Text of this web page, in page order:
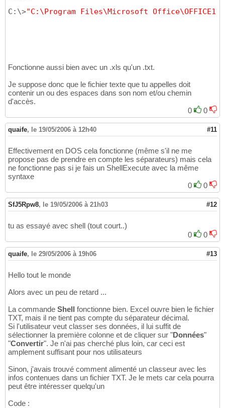
C:\>"C:\Program Files\Microsoft
Fonctionne aussi bien avec un .xls qu'un .txt.
Je suppose donc que le fichier texte que tu appelles doit
contenir un ou des espaces dans son nom et/ou chemin
d'accès.
0
0
quaife, le 19/05/2006 à 12h40 #11
Effectivement en DOS cela fonctionne (même s'il ne me
propose pas de prendre en compte les séparateurs) mais cela
ne fonctionne pas si je fais un ShellExecute avec la même
syntaxe
0
0
SfJ5Rpw8, le 19/05/2006 à 21h03 #12
tu as essayé avec shell (tout court..)
0
0
quaife, le 29/05/2006 à 19h06 #13
Hello tout le monde
Alors avec un peu de retard ...
La commande Shell fonctionne bien. Excel ouvre bien le fichier
TXT, mais il ne tient pas compte du séparateur décimal.
Si l'utilisateur veut classer ses données, il lui suffit de
sélectionner la première colonne et de cliquer sur "Données"
"Convertir". Je n'ai pas cherché plus loin, car ceci est
amplement suffisant pour nos utilisateurs
Sinon, j'avais trouvé comment alimenté un classeur avec les
infos contenues dans un fichier TXT. Je le mets car cela pourra
peut être intéresser quelqu'un
Code :